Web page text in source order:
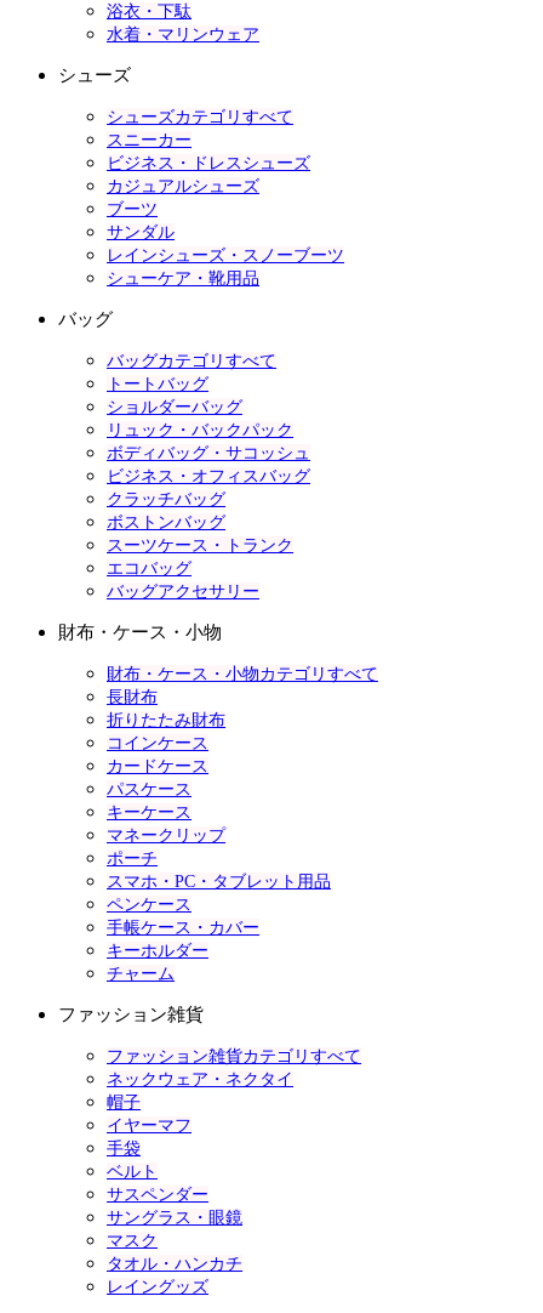
浴衣・下駄
水着・マリンウェア
シューズ
シューズカテゴリすべて
スニーカー
ビジネス・ドレスシューズ
カジュアルシューズ
ブーツ
サンダル
レインシューズ・スノーブーツ
シューケア・靴用品
バッグ
バッグカテゴリすべて
トートバッグ
ショルダーバッグ
リュック・バックパック
ボディバッグ・サコッシュ
ビジネス・オフィスバッグ
クラッチバッグ
ボストンバッグ
スーツケース・トランク
エコバッグ
バッグアクセサリー
財布・ケース・小物
財布・ケース・小物カテゴリすべて
長財布
折りたたみ財布
コインケース
カードケース
パスケース
キーケース
マネークリップ
ポーチ
スマホ・PC・タブレット用品
ペンケース
手帳ケース・カバー
キーホルダー
チャーム
ファッション雑貨
ファッション雑貨カテゴリすべて
ネックウェア・ネクタイ
帽子
イヤーマフ
手袋
ベルト
サスペンダー
サングラス・眼鏡
マスク
タオル・ハンカチ
レイングッズ